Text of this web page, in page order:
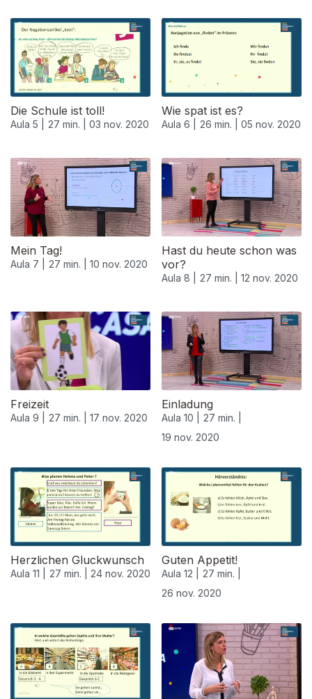
Die Schule ist toll!
Aula 5 | 27 min. | 03 nov. 2020
Wie spat ist es?
Aula 6 | 26 min. | 05 nov. 2020
Mein Tag!
Aula 7 | 27 min. | 10 nov. 2020
Hast du heute schon was
vor?
Aula 8 | 27 min. | 12 nov. 2020
Freizeit
Aula 9 | 27 min. | 17 nov. 2020
Einladung
Aula 10 |
27 min. |
19 nov. 2020
Herzlichen Gluckwunsch
Aula 11 | 27 min. | 24 nov. 2020
Guten Appetit!
Aula 12 |
27 min. |
26 nov. 2020
508475